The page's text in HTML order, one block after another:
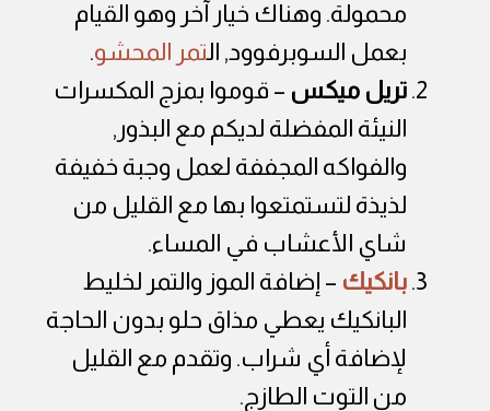
محمولة. وهناك خيار آخر وهو القيام
بعمل السوبرفوود, التمر المحشو.
تريل ميكس – قوموا بمزج المكسرات
النيئة المفضلة لديكم مع البذور,
والفواكه المجففة لعمل وجبة خفيفة
لذيذة لتستمتعوا بها مع القليل من
شاي الأعشاب في المساء.
بانكيك – إضافة الموز والتمر لخليط
البانكيك يعطي مذاق حلو بدون الحاجة
لإضافة أي شراب. وتقدم مع القليل
من التوت الطازج.